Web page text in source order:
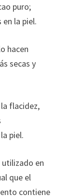
puro;
la piel.
hacen
secas y
flacidez,
piel.
en
que el
contiene